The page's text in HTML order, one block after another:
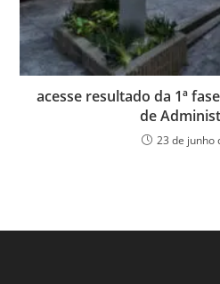
acesse resultado da 1ª
de
23 de junho